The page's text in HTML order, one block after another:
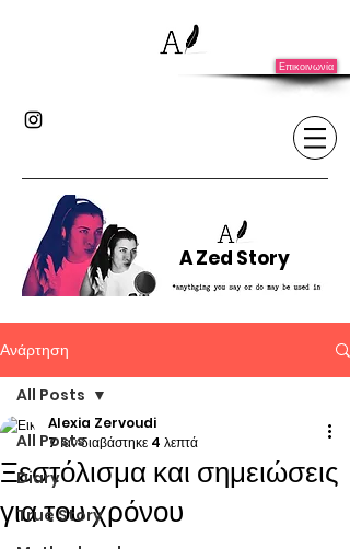
Επικοινωνία
A Zed Story
Ανάρτηση
All Posts
Diary
True Story
All Posts
Ξεστόλισμα και σημειώσεις
για του χρόνου
Alexia Zervoudi
7 Ιανδιαβάστηκε 4 λεπτά